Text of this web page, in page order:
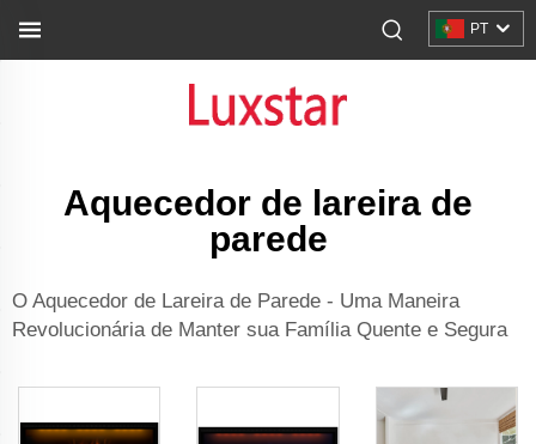
PT
Aquecedor de lareira de
parede
O Aquecedor de Lareira de Parede - Uma Maneira
Revolucionária de Manter sua Família Quente e Segura